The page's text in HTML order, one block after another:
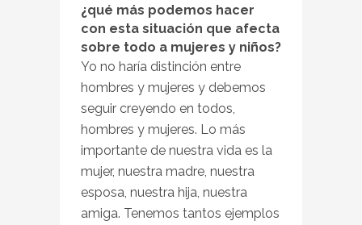
¿qué más podemos hacer
con esta situación que afecta
sobre todo a mujeres y niños?
Yo no haría distinción entre
hombres y mujeres y debemos
seguir creyendo en todos,
hombres y mujeres. Lo más
importante de nuestra vida es la
mujer, nuestra madre, nuestra
esposa, nuestra hija, nuestra
amiga. Tenemos tantos ejemplos